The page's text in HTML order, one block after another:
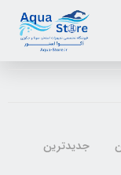
جدیدترین